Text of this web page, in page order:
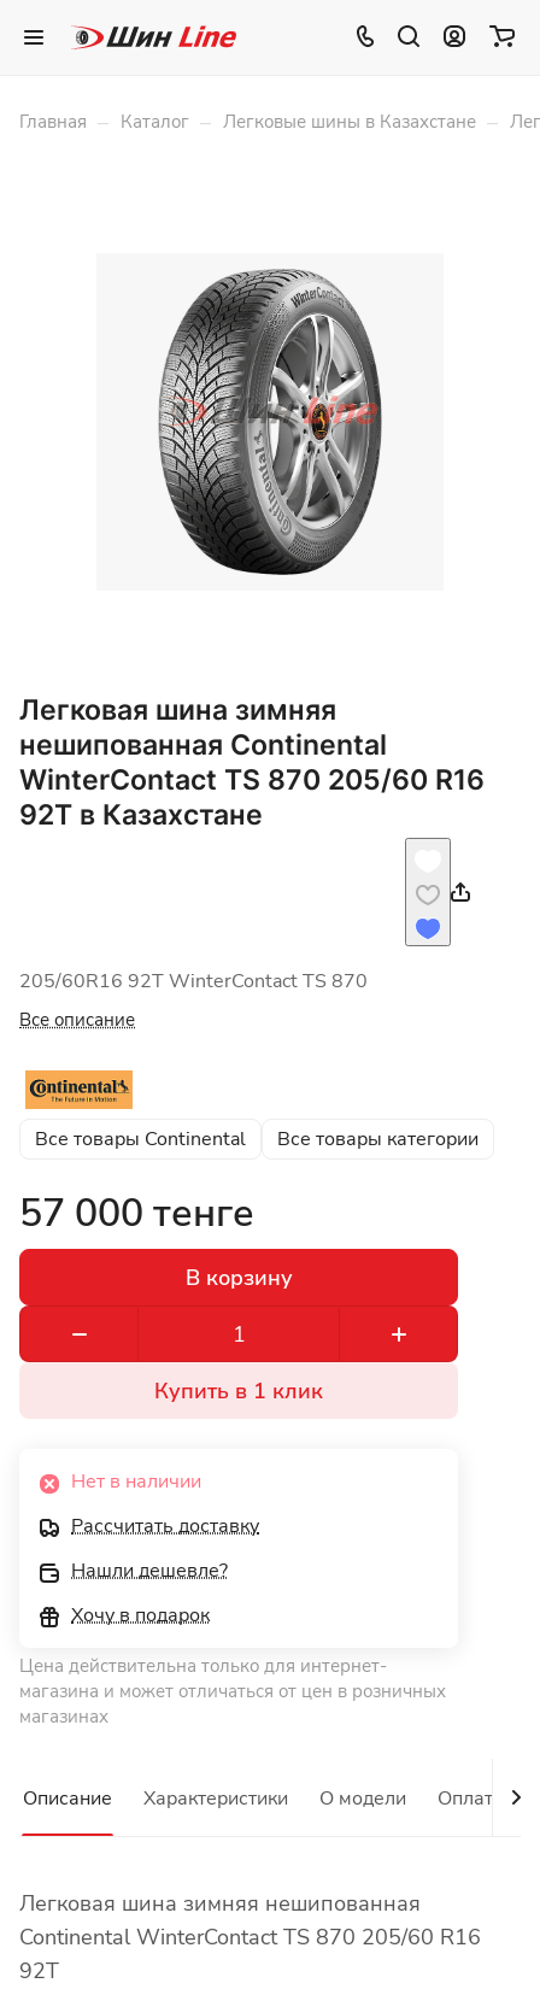
Главная – Каталог – Легковые шины в Казахстане –
Легковая шина зимняя
нешипованная Continental
WinterContact TS 870 205/60 R16
92T в Казахстане
205/60R16 92T WinterContact TS 870
Все описание
Все товары Continental Все товары категории
57 000 тенге
В корзину
Купить в 1 клик
Нет в наличии
Рассчитать доставку
Нашли дешевле?
Хочу в подарок
Цена действительна только для интернет-
магазина и может отличаться от цен в розничных
магазинах
Описание Характеристики О модели Оплата
Легковая шина зимняя нешипованная
Continental WinterContact TS 870 205/60 R16
92T